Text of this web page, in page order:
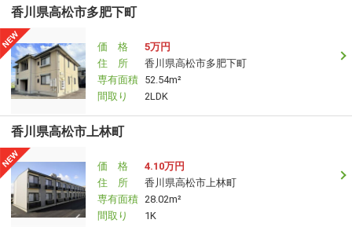
香川県高松市多肥下町
価 格
5万円
住 所
香川県高松市多肥下町
専有面積 52.54m²
間取り
2LDK
香川県高松市上林町
価 格
4.10万円
住 所
香川県高松市上林町
専有面積 28.02m²
間取り
1K